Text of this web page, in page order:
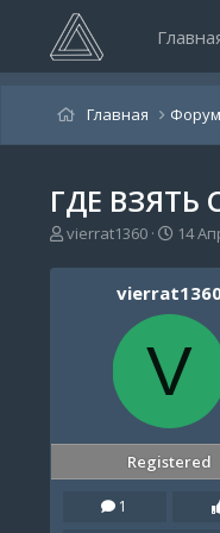
Главная Форум
ГДЕ ВЗЯТЬ
А
т
vierrat1360
Д
т
а
н
ч
а
а
14
V
Registered
1